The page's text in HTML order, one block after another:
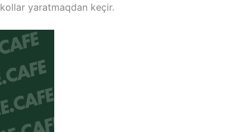
yaratmaqdan keçir.